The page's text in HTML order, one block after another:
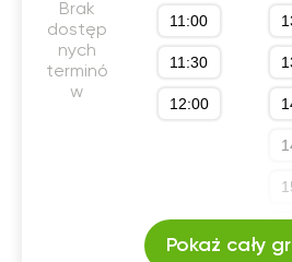
Brak
dostęp
nych
terminó
w
11:00
11:30
12:00
Pokaż cały